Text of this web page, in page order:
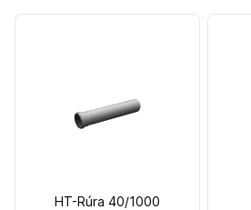
HT-Rúra 40/1000